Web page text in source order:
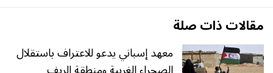
مقالات ذات صلة
معهد إسباني يدعو للاعتراف باستقلال